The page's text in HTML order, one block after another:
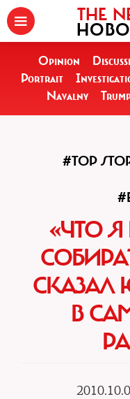
THE
Opinion
Portrait
Navalny
#TOP
«ЧТО Я
В